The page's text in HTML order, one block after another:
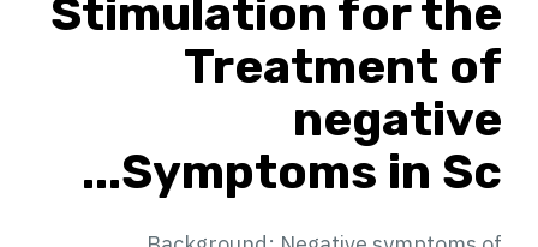
Stimulation for the
Treatment of
negative
Symptoms in Sc...